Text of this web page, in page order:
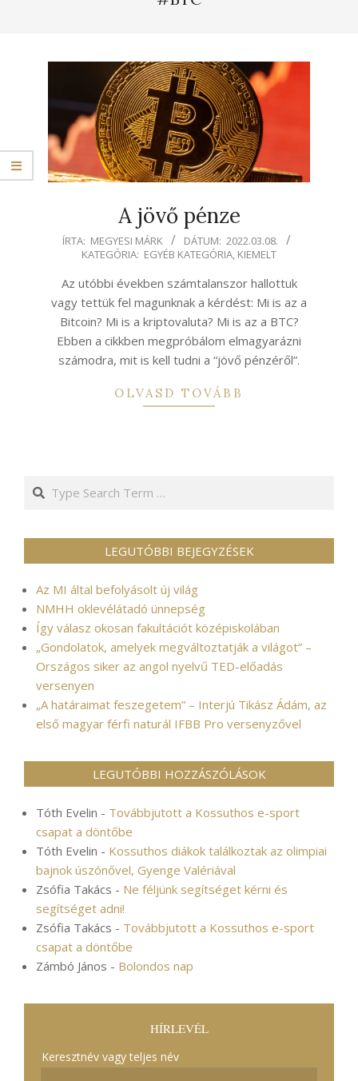
A jövő pénze
2022-
ÍRTA: MEGYESI MÁRK DÁTUM: 2022.03.08.
KATEGÓRIA: EGYÉB KATEGÓRIA, KIEMELT
Az utóbbi években számtalanszor hallottuk
vagy tettük fel magunknak a kérdést: Mi is az a
Bitcoin? Mi is a kriptovaluta? Mi is az a BTC?
Ebben a cikkben megpróbálom elmagyarázni
számodra, mit is kell tudni a “jövő pénzéről”.
OLVASD TOVÁBB
Search
LEGUTÓBBI BEJEGYZÉSEK
Az MI által befolyásolt új világ
NMHH oklevélátadó ünnepség
Így válasz okosan fakultációt középiskolában
„Gondolatok, amelyek megváltoztatják a világot” –
Országos siker az angol nyelvű TED-előadás
versenyen
„A határaimat feszegetem” – Interjú Tikász Ádám, az
első magyar férfi naturál IFBB Pro versenyzővel
LEGUTÓBBI HOZZÁSZÓLÁSOK
Tóth Evelin - Továbbjutott a Kossuthos e-sport
csapat a döntőbe
Tóth Evelin - Kossuthos diákok találkoztak az olimpiai
bajnok úszónővel, Gyenge Valériával
Zsófia Takács - Ne féljünk segítséget kérni és
segítséget adni!
Zsófia Takács - Továbbjutott a Kossuthos e-sport
csapat a döntőbe
Zámbó János - Bolondos nap
HÍRLEVÉL
Keresztnév vagy teljes név